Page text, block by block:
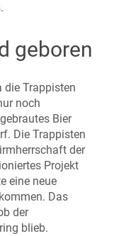
geboren
die Trappisten
noch
Bier
Die Trappisten
der
Projekt
eine neue
Das
der
blieb.